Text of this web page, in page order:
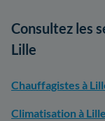
Consultez les
Lille
Chauffagistes à
Climatisation à Lille